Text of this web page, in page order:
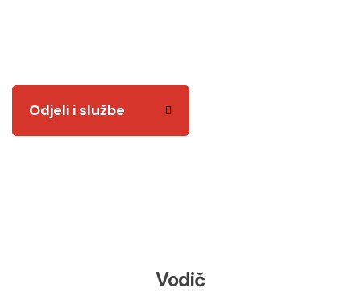
Odjeli i službe
Vodič